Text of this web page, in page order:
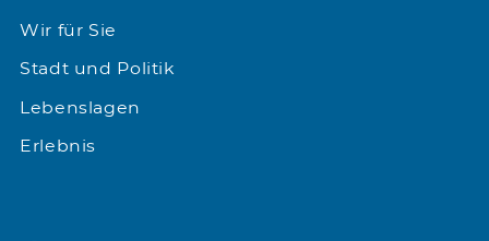
Wir für Sie
Stadt und Politik
Lebenslagen
Erlebnis